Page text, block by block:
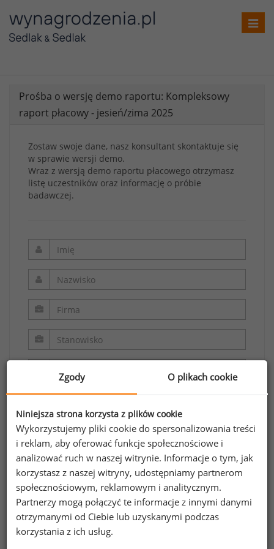
Prośba o wersję demo raportu: Kompleksowy
raport płacowy - jesień/zima 2025
Zostaw swoje dane, nasz konsultant skontaktuje się
w sprawie wersji demo.
Wraz z wersją demo raportu płacowego otrzymasz
listę uczestników oraz informację o próbie
badawczej.
Oświadczam, że zapoznałem/zapoznałam się z
regulaminem.
Wyrażam zgodę na przetwarzanie moich
danych osobowych zawartych w formularzu
Zgody O plikach cookie
Niniejsza strona korzysta z plików cookie
Wykorzystujemy pliki cookie do spersonalizowania treści
i reklam, aby oferować funkcje społecznościowe i
analizować ruch w naszej witrynie. Informacje o tym, jak
korzystasz z naszej witryny, udostępniamy partnerom
społecznościowym, reklamowym i analitycznym.
Partnerzy mogą połączyć te informacje z innymi danymi
otrzymanymi od Ciebie lub uzyskanymi podczas
korzystania z ich usług.